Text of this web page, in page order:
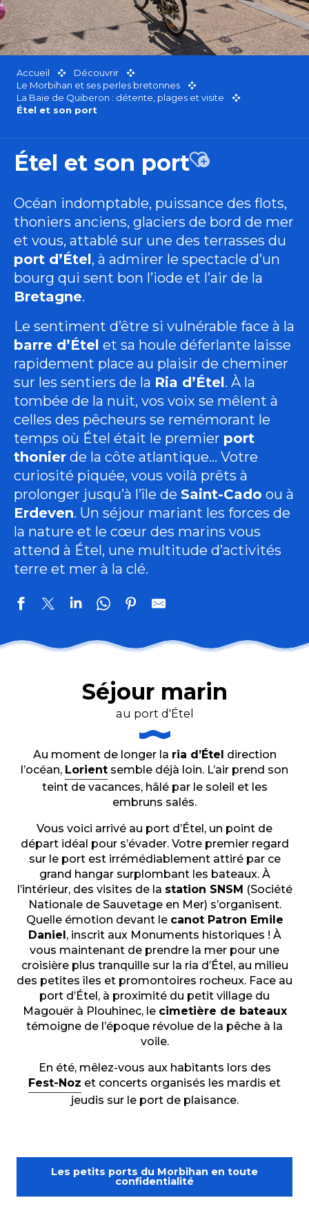
Accueil
Découvrir
Le Morbihan et ses perles bretonnes
La Baie de Quiberon : détente, plages et visite
Étel et son port
Étel et son portAjouter aux
Océan indomptable, puissance des flots,
thoniers anciens, glaciers de bord de mer
et vous, attablé sur une des terrasses du
port d’Étel, à admirer le spectacle d’un
bourg qui sent bon l’iode et l’air de la
Bretagne.
Le sentiment d’être si vulnérable face à la
barre d’Étel et sa houle déferlante laisse
rapidement place au plaisir de cheminer
sur les sentiers de la Ria d’Étel. À la
tombée de la nuit, vos voix se mêlent à
celles des pêcheurs se remémorant le
temps où Étel était le premier port
thonier de la côte atlantique… Votre
curiosité piquée, vous voilà prêts à
prolonger jusqu’à l’île de Saint-Cado ou à
Erdeven. Un séjour mariant les forces de
la nature et le cœur des marins vous
attend à Étel, une multitude d’activités
terre et mer à la clé.
Séjour marin
au port d'Étel
Au moment de longer la ria d’Étel direction
l’océan, Lorient semble déjà loin. L’air prend son
teint de vacances, hâlé par le soleil et les
embruns salés.
Vous voici arrivé au port d’Étel, un point de
départ idéal pour s’évader. Votre premier regard
sur le port est irrémédiablement attiré par ce
grand hangar surplombant les bateaux. À
l’intérieur, des visites de la station SNSM (Société
Nationale de Sauvetage en Mer) s’organisent.
Quelle émotion devant le canot Patron Emile
Daniel, inscrit aux Monuments historiques ! À
vous maintenant de prendre la mer pour une
croisière plus tranquille sur la ria d’Étel, au milieu
des petites îles et promontoires rocheux. Face au
port d’Étel, à proximité du petit village du
Magouër à Plouhinec, le cimetière de bateaux
témoigne de l’époque révolue de la pêche à la
voile.
En été, mêlez-vous aux habitants lors des
Fest-Noz et concerts organisés les mardis et
jeudis sur le port de plaisance.
Les petits ports du Morbihan en toute
confidentialité